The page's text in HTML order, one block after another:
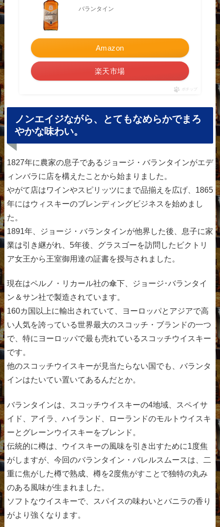
バランタイン
Amazon
楽天市場
ポチップ
ノンエイジながら、とてもなめらかでまろ
やかな味わい。
1827年に農家の息子であるジョージ・バランタインがエデ
ィンバラに店を構えたことから始まりました。
やがて店はワインやスピリッツにまで品揃えを広げ、1865
年にはウィスキーのブレンディングビジネスを始めまし
た。
1891年、ジョージ・バランタインが他界した後、息子に家
業は引き継がれ、5年後、グラスゴーを訪問したビクトリ
ア女王から王室御用達の証書を授与されました。
現在はペルノ・リカール社の傘下、ジョージ･バランタイ
ン＆サン社で製造されています。
160カ国以上に輸出されていて、ヨーロッパとアジアで高
い人気を誇っている世界最大のスコッチ・ブランドの一つ
で、特にヨーロッパで最も売れているスコッチウイスキー
です。
他のスコッチウイスキーが見当たらない国でも、バランタ
インはたいてい置いてあるんだとか。
バランタインは、スコッチウイスキーの4地域、スペイサ
イド、アイラ、ハイランド、ローランドのモルトウイスキ
ーとグレーンウイスキーをブレンド。
伝統的に樽は、ウイスキーの風味を引き出すために1度焦
がしますが、今回のバランタイン・バレルスムースは、二
重に焦がした樽で熟成、樽を2度焦がすことで独特の丸み
のある風味が生まれました。
ソフトなウイスキーで、スパイスの味わいとバニラの香り
がより強くなります。